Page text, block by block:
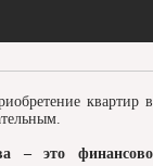
квартир в
– это финансово